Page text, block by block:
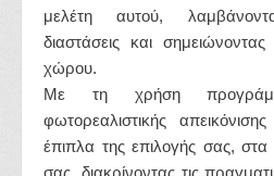
μελέτη αυτού,
διαστάσεις και
χώρου.
Με τη χρήση
φωτορεαλιστικής
έπιπλα της επιλογής σας,
σας, διακρίνοντας τις